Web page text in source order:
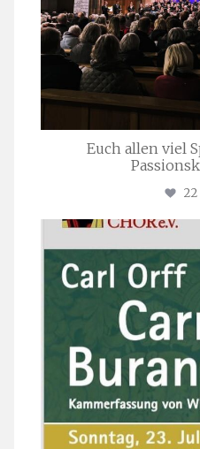
Euch allen viel
22